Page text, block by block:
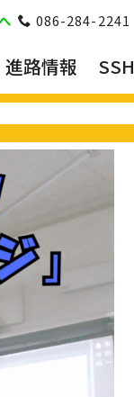
086-284-2241
進路情報 SSH